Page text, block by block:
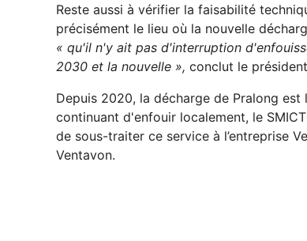
Reste aussi à vérifier la faisabilité
précisément le lieu où la nouvelle
« qu'il n'y ait pas d'interruption
2030 et la nouvelle », conclut le
Depuis 2020, la décharge de Pralong est
continuant d'enfouir localement, le
de sous-traiter ce service à l’entreprise
Ventavon.